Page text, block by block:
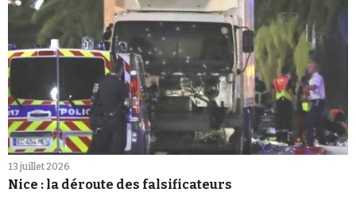
13 juillet 2026
Nice : la déroute des falsificateurs